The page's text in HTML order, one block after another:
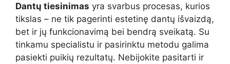
Dantų tiesinimas yra svarbus procesas, kurios
tikslas – ne tik pagerinti estetinę dantų išvaizdą,
bet ir jų funkcionavimą bei bendrą sveikatą. Su
tinkamu specialistu ir pasirinktu metodu galima
pasiekti puikių rezultatų. Nebijokite pasitarti ir